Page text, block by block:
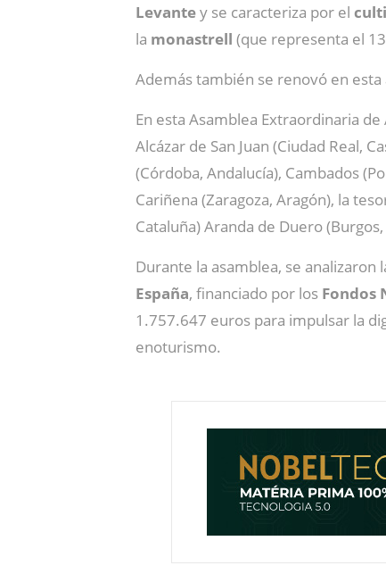
Levantey se caracteriza por el
la monastrell (que representa el
Además también se renovó en
En esta Asamblea Extraordinaria
Alcázar de San Juan (Ciudad Real,
(Córdoba, Andalucía), Cambados
Cariñena (Zaragoza, Aragón), la
Cataluña) Aranda de Duero
Durante la asamblea, se
España, financiado por los Fondos
1.757.647 euros para impulsar la
enoturismo.